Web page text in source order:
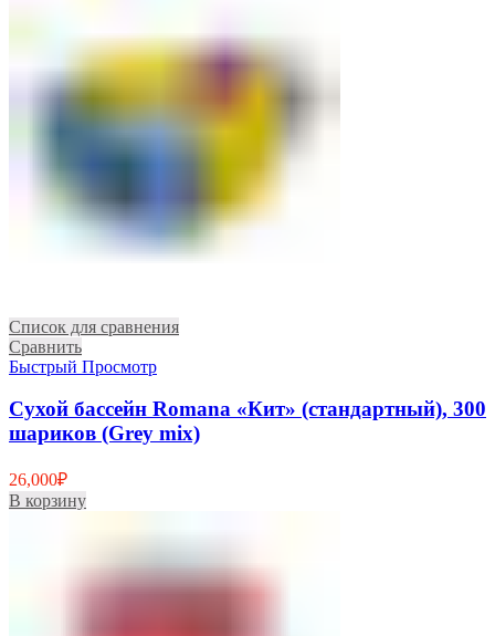
Список для сравнения
Сравнить
Быстрый Просмотр
Сухой бассейн Romana «Кит» (стандартный), 300
шариков (Grey mix)
26,000₽
В корзину